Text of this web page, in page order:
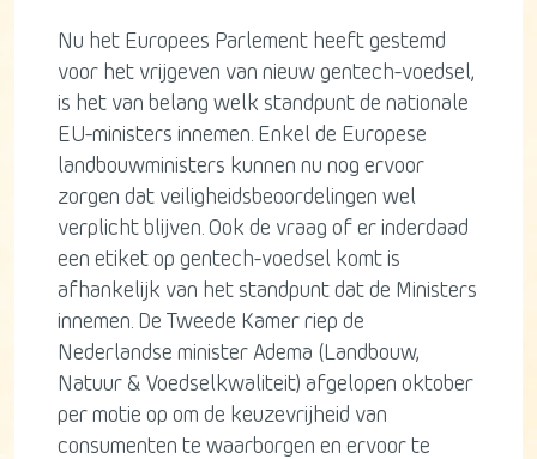
Nu het Europees Parlement heeft gestemd
voor het vrijgeven van nieuw gentech-voedsel,
is het van belang welk standpunt de nationale
EU-ministers innemen. Enkel de Europese
landbouwministers kunnen nu nog ervoor
zorgen dat veiligheidsbeoordelingen wel
verplicht blijven. Ook de vraag of er inderdaad
een etiket op gentech-voedsel komt is
afhankelijk van het standpunt dat de Ministers
innemen. De Tweede Kamer riep de
Nederlandse minister Adema (Landbouw,
Natuur & Voedselkwaliteit) afgelopen oktober
per motie op om de keuzevrijheid van
consumenten te waarborgen en ervoor te